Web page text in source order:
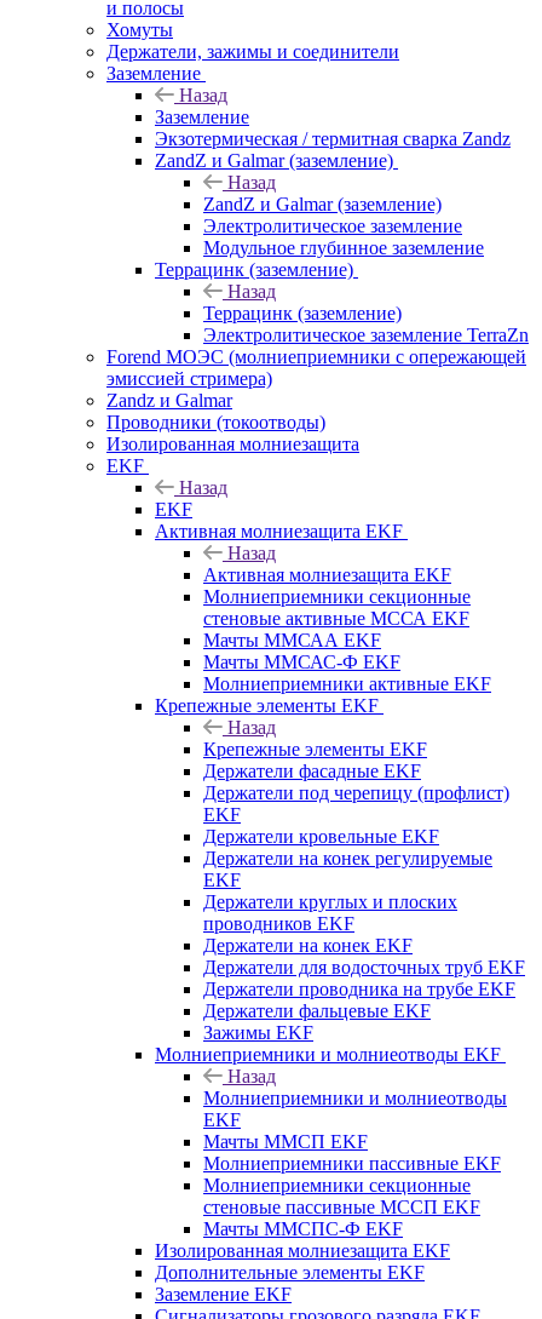
и полосы
Хомуты
Держатели, зажимы и соединители
Заземление
Назад
Заземление
Экзотермическая / термитная сварка Zandz
ZandZ и Galmar (заземление)
Назад
ZandZ и Galmar (заземление)
Электролитическое заземление
Модульное глубинное заземление
Террацинк (заземление)
Назад
Террацинк (заземление)
Электролитическое заземление TerraZn
Forend МОЭС (молниеприемники с опережающей
эмиссией стримера)
Zandz и Galmar
Проводники (токоотводы)
Изолированная молниезащита
EKF
Назад
EKF
Активная молниезащита EKF
Назад
Активная молниезащита EKF
Молниеприемники секционные
стеновые активные МССА EKF
Мачты ММСАА EKF
Мачты ММСАС-Ф EKF
Молниеприемники активные EKF
Крепежные элементы EKF
Назад
Крепежные элементы EKF
Держатели фасадные EKF
Держатели под черепицу (профлист)
EKF
Держатели кровельные EKF
Держатели на конек регулируемые
EKF
Держатели круглых и плоских
проводников EKF
Держатели на конек EKF
Держатели для водосточных труб EKF
Держатели проводника на трубе EKF
Держатели фальцевые EKF
Зажимы EKF
Молниеприемники и молниеотводы EKF
Назад
Молниеприемники и молниеотводы
EKF
Мачты ММСП EKF
Молниеприемники пассивные EKF
Молниеприемники секционные
стеновые пассивные МССП EKF
Мачты ММСПС-Ф EKF
Изолированная молниезащита EKF
Дополнительные элементы EKF
Заземление EKF